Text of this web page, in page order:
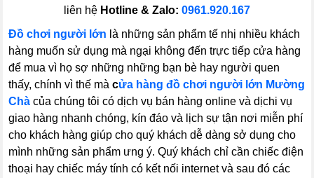
liên hệ Hotline & Zalo: 0961.920.167
Đồ chơi người lớn là những sản phẩm tế nhị nhiều khách
hàng muốn sử dụng mà ngại không đến trực tiếp cửa hàng
để mua vì họ sợ những những bạn bè hay người quen
thấy, chính vì thế màcửa hàng đồ chơi người lớn Mường
Chà của chúng tôi có dịch vụ bán hàng online và dịchi vụ
giao hàng nhanh chóng, kín đáo và lịch sự tận nơi miễn phí
cho khách hàng giúp cho quý khách dễ dàng sở dụng cho
mình những sản phẩm ưng ý. Quý khách chỉ cần chiếc điện
thoại hay chiếc máy tính có kết nối internet và sau đó các